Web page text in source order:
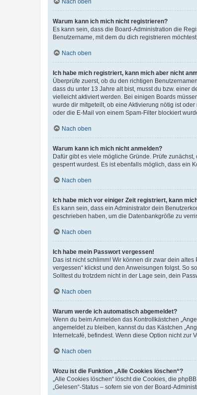
Nach oben
Warum kann ich mich nicht registrieren?
Es kann sein, dass die Board-Administration die
Benutzername, mit dem du dich registrieren
Nach oben
Ich habe mich registriert, kann mich aber nicht
Überprüfe zuerst, ob du den richtigen
dass du unter 13 Jahre alt bist, musst du bzw. einer
vielleicht aktiviert werden. Bei einigen Boards
wurde dir mitgeteilt, ob eine Aktivierung nötig ist
oder die E-Mail von einem Spam-Filter blockiert
Nach oben
Warum kann ich mich nicht anmelden?
Dafür gibt es viele mögliche Gründe. Prüfe
gesperrt wurdest. Es ist ebenfalls möglich, dass ein
Nach oben
Ich habe mich vor einiger Zeit registriert, kann
Es kann sein, dass ein Administrator dein
geschrieben haben, um die Datenbankgröße zu
Nach oben
Ich habe mein Passwort vergessen!
Das ist nicht schlimm! Wir können dir zwar dein
vergessen“ klickst und den Anweisungen folgst. So
Solltest du trotzdem nicht in der Lage sein, dein
Nach oben
Warum werde ich automatisch abgemeldet?
Wenn du beim Anmelden das Kontrollkästchen
angemeldet zu bleiben, kannst du das Kästchen
Internetcafé, befindest. Wenn diese Option nicht
Nach oben
Wozu ist die Funktion „Alle Cookies löschen“?
„Alle Cookies löschen“ löscht die Cookies, die
„Gelesen“-Status – sofern sie von der Board-